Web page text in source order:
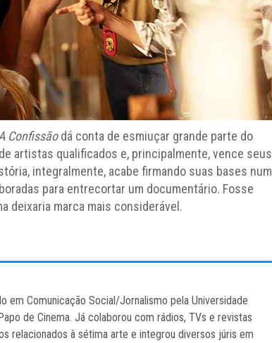
Confissãodá conta de esmiuçar grande parte do
artistas qualificados e, principalmente, vence seus
integralmente, acabe firmando suas bases num
para entrecortar um documentário. Fosse
deixaria marca mais considerável.
em Comunicação Social/Jornalismo pela Universidade
de Cinema. Já colaborou com rádios, TVs e revistas
relacionados à sétima arte e integrou diversos júris em